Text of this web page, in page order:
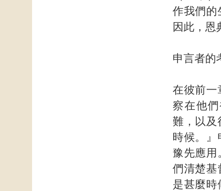
作我們的
因此，恩
申言者的
在彼前一
察在他
難，以及
時候。』
豫先應用
們清楚基
是甚麼時